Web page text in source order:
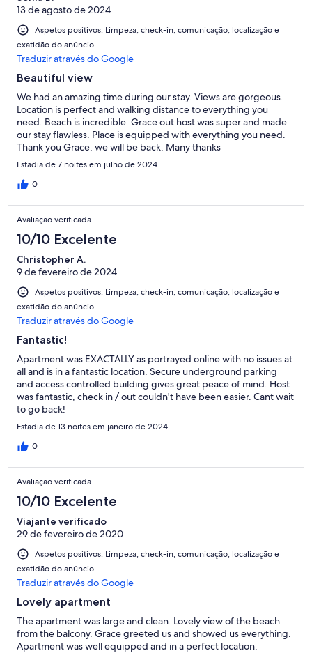
13 de agosto de 2024
Aspetos positivos: Limpeza, check-in, comunicação, localização e
exatidão do anúncio
Traduzir através do Google
Beautiful view
We had an amazing time during our stay. Views are gorgeous.
Location is perfect and walking distance to everything you
need. Beach is incredible. Grace out host was super and made
our stay flawless. Place is equipped with everything you need.
Thank you Grace, we will be back. Many thanks
Estadia de 7 noites em julho de 2024
0
Avaliação verificada
10/10 Excelente
Christopher A.
9 de fevereiro de 2024
Aspetos positivos: Limpeza, check-in, comunicação, localização e
exatidão do anúncio
Traduzir através do Google
Fantastic!
Apartment was EXACTALLY as portrayed online with no issues at
all and is in a fantastic location. Secure underground parking
and access controlled building gives great peace of mind. Host
was fantastic, check in / out couldn't have been easier. Cant wait
to go back!
Estadia de 13 noites em janeiro de 2024
0
Avaliação verificada
10/10 Excelente
Viajante verificado
29 de fevereiro de 2020
Aspetos positivos: Limpeza, check-in, comunicação, localização e
exatidão do anúncio
Traduzir através do Google
Lovely apartment
The apartment was large and clean. Lovely view of the beach
from the balcony. Grace greeted us and showed us everything.
Apartment was well equipped and in a perfect location.